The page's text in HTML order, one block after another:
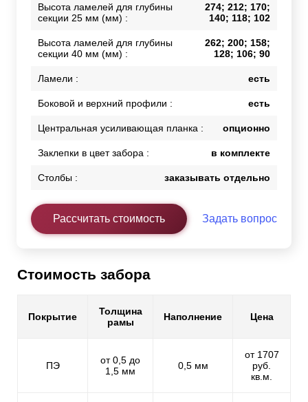
Высота ламелей для глубины
секции 25 мм (мм) :
274; 212; 170;
140; 118; 102
Высота ламелей для глубины
секции 40 мм (мм) :
262; 200; 158;
128; 106; 90
Ламели : есть
Боковой и верхний профили : есть
Центральная усиливающая планка : опционно
Заклепки в цвет забора : в комплекте
Столбы : заказывать отдельно
Рассчитать стоимость Задать вопрос
Стоимость забора
Покрытие
Толщина
рамы
Наполнение Цена
ПЭ
от 0,5 до
1,5 мм
0,5 мм
от 1707
руб.
кв.м.